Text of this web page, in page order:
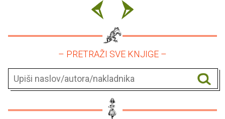
– PRETRAŽI SVE KNJIGE –